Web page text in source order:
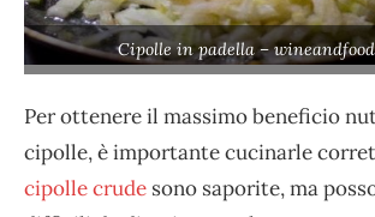
Cipolle in padella –
Per ottenere il massimo beneficio
cipolle, è importante cucinarle
cipolle crude sono saporite, ma